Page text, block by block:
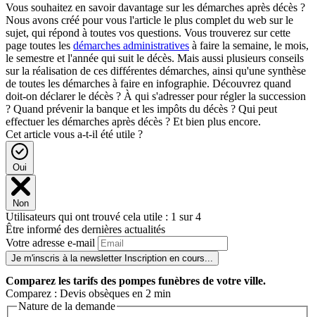
Vous souhaitez en savoir davantage sur les démarches après décès ?
Nous avons créé pour vous l'article le plus complet du web sur le
sujet, qui répond à toutes vos questions. Vous trouverez sur cette
page toutes les démarches administratives à faire la semaine, le mois,
le semestre et l'année qui suit le décès. Mais aussi plusieurs conseils
sur la réalisation de ces différentes démarches, ainsi qu'une synthèse
de toutes les démarches à faire en infographie. Découvrez quand
doit-on déclarer le décès ? À qui s'adresser pour régler la succession
? Quand prévenir la banque et les impôts du décès ? Qui peut
effectuer les démarches après décès ? Et bien plus encore.
Cet article vous a-t-il été utile ?
Oui
Non
Utilisateurs qui ont trouvé cela utile : 1 sur 4
Être informé des dernières actualités
Votre adresse e-mail
Je m'inscris à la newsletter Inscription en cours...
Comparez les tarifs des pompes funèbres de votre ville.
Comparez : Devis obsèques en 2 min
Nature de la demande